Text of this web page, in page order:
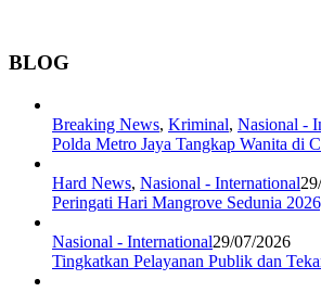
BLOG
Breaking News, Kriminal, Nasional -
Polda Metro Jaya Tangkap Wanita di
Hard News, Nasional - International
Peringati Hari Mangrove Sedunia
Nasional - International29/07/2026
Tingkatkan Pelayanan Publik dan